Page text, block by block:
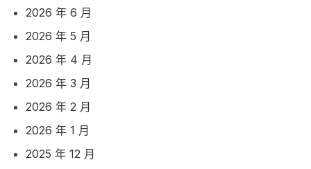
2026 年 6 月
2026 年 5 月
2026 年 4 月
2026 年 3 月
2026 年 2 月
2026 年 1 月
2025 年 12 月